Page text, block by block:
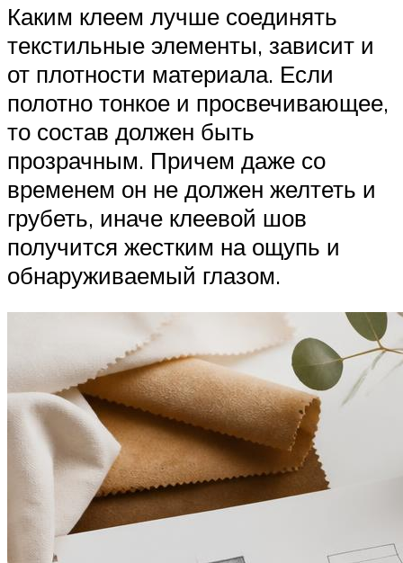
Каким клеем лучше соединять
текстильные элементы, зависит и
от плотности материала. Если
полотно тонкое и просвечивающее,
то состав должен быть
прозрачным. Причем даже со
временем он не должен желтеть и
грубеть, иначе клеевой шов
получится жестким на ощупь и
обнаруживаемый глазом.